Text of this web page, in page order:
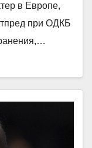
в Европе,
при ОДКБ